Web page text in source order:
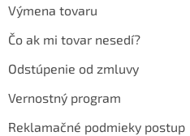
Výmena tovaru
Čo ak mi tovar nesedí?
Odstúpenie od zmluvy
Vernostný program
Reklamačné podmieky postup